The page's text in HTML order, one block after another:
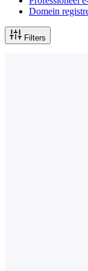
Domein
Filters